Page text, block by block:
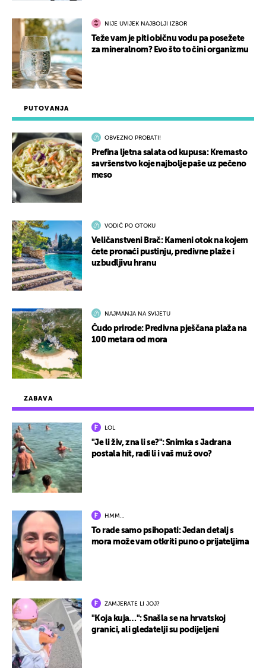
ZABAVA
LOL
"Je li živ, zna li se?": Snimka s Jadrana
postala hit, radi li i vaš muž ovo?
HMM…
To rade samo psihopati: Jedan detalj s
mora može vam otkriti puno o prijateljima
ZAMJERATE LI JOJ?
"Koja kuja…": Snašla se na hrvatskoj
granici, ali gledatelji su podijeljeni
PUTOVANJA
OBVEZNO PROBATI!
Prefina ljetna salata od kupusa: Kremasto
savršenstvo koje najbolje paše uz pečeno
meso
VODIČ PO OTOKU
Veličanstveni Brač: Kameni otok na kojem
ćete pronaći pustinju, predivne plaže i
uzbudljivu hranu
NAJMANJA NA SVIJETU
Čudo prirode: Predivna pješčana plaža na
100 metara od mora
NIJE UVIJEK NAJBOLJI IZBOR
Teže vam je piti običnu vodu pa posežete
za mineralnom? Evo što to čini organizmu